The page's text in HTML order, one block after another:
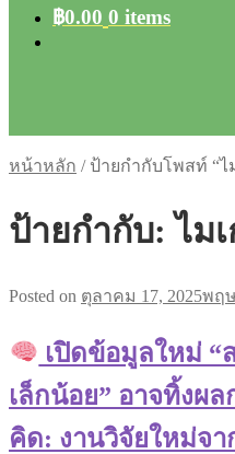
฿0.00 0 items
หน้าหลัก / ป้ายกำกับโพสท์ “ไ
ป้ายกำกับ:ไม
Posted on ตุลาคม 17, 2025พฤ
เปิดข้อมูลใหม่ “
เล็กน้อย” อาจทิ้งผ
คิด: งานวิจัยใหม่จ